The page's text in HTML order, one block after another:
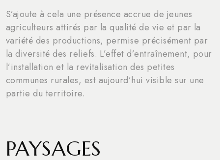
S’ajoute à cela une présence accrue de jeunes
agriculteurs attirés par la qualité de vie et par la
variété des productions, permise précisément par
la diversité des reliefs. L’effet d’entraînement, pour
l’installation et la revitalisation des petites
communes rurales, est aujourd’hui visible sur une
partie du territoire.
PAYSAGES